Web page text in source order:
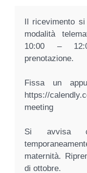
Il ricevimento
modalità
10:00 –
prenotazione.
Fissa un
https://
meeting
Si avvisa
maternità.
di ottobre.